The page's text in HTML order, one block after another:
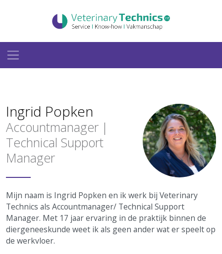
Ingrid Popken
Accountmanager |
Technical Support
Manager
Mijn naam is Ingrid Popken en ik werk bij Veterinary
Technics als Accountmanager/ Technical Support
Manager. Met 17 jaar ervaring in de praktijk binnen de
diergeneeskunde weet ik als geen ander wat er speelt op
de werkvloer.